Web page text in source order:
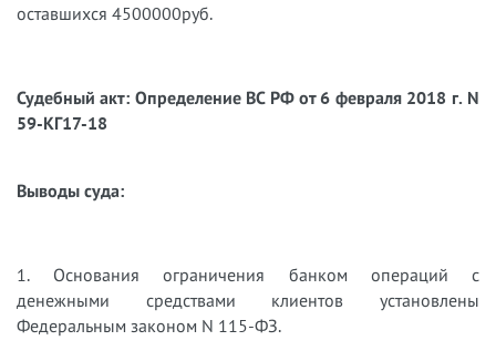
оставшихся 4500000руб.
Судебный акт: Определение ВС РФ от 6 февраля 2018 г. N
59-КГ17-18
Выводы суда:
1. Основания ограничения банком операций с
денежными средствами клиентов установлены
Федеральным законом N 115-ФЗ.